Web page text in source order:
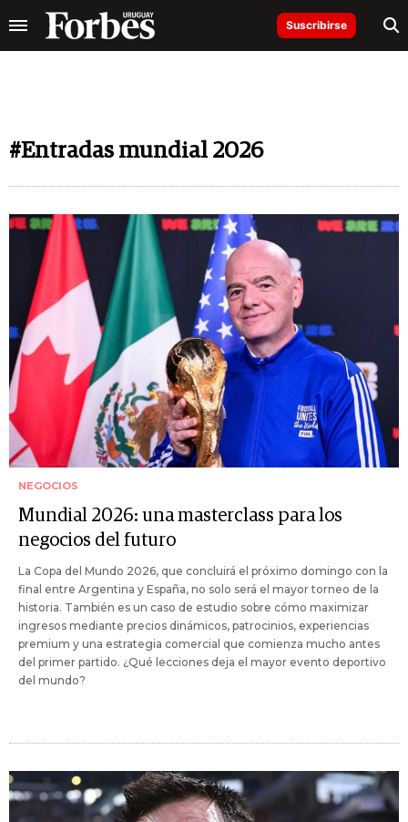
Suscribirse
#Entradas mundial 2026
NEGOCIOS
Mundial 2026: una masterclass para los
negocios del futuro
La Copa del Mundo 2026, que concluirá el próximo domingo con la
final entre Argentina y España, no solo será el mayor torneo de la
historia. También es un caso de estudio sobre cómo maximizar
ingresos mediante precios dinámicos, patrocinios, experiencias
premium y una estrategia comercial que comienza mucho antes
del primer partido. ¿Qué lecciones deja el mayor evento deportivo
del mundo?